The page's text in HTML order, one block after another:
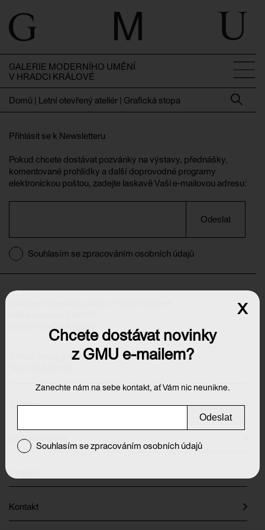
GALERIE MODERNÍHO UMĚNÍ
V HRADCI KRÁLOVÉ
Domů | Letní otevřený ateliér | Grafická stopa
Přihlásit se k Newsletteru
Pokud chcete dostávat pozvánky na výstavy, přednášky,
komentované prohlídky a další doprovodné programy
elektronickou poštou, zadejte laskavě Vaši e-mailovou adresu:
Odeslat
Souhlasím se zpracováním osobních údajů
500 03 Hradec Králové
info@galeriehk.cz
Výstavy
Otevírací doba
Kontakt
Chcete dostávat novinky
z GMU e-mailem?
Zanechte nám na sebe kontakt, ať Vám nic neunikne.
Odeslat
Souhlasím se zpracováním osobních údajů
x